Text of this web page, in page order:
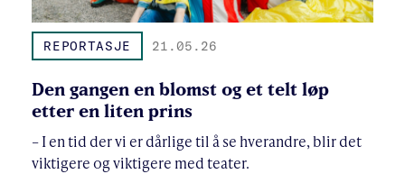
REPORTASJE 21.05.26
Den gangen en blomst og et telt løp
etter en liten prins
– I en tid der vi er dårlige til å se hverandre, blir det
viktigere og viktigere med teater.